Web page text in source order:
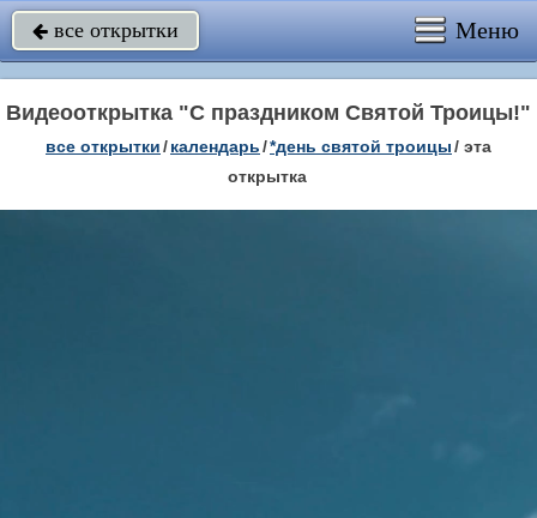
 все открытки Меню
Видеооткрытка "С праздником Святой Троицы!"
все открытки/календарь/*день святой троицы/ эта
открытка